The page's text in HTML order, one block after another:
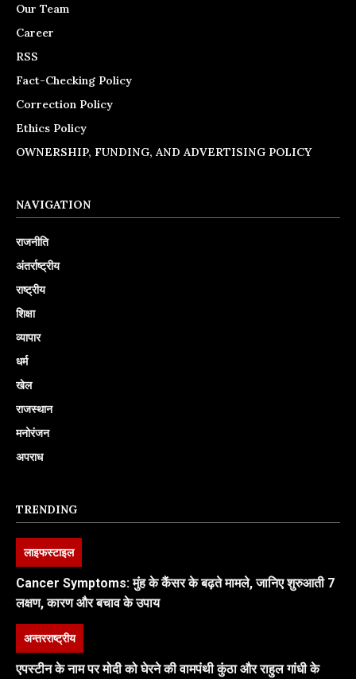
Our Team
Career
RSS
Fact-Checking Policy
Correction Policy
Ethics Policy
OWNERSHIP, FUNDING, AND ADVERTISING POLICY
NAVIGATION
राजनीति
अंतर्राष्ट्रीय
राष्ट्रीय
शिक्षा
व्यापार
धर्म
खेल
राजस्थान
मनोरंजन
अपराध
TRENDING
लाइफस्टाइल
Cancer Symptoms: मुंह के कैंसर के बढ़ते मामले, जानिए शुरुआती 7
लक्षण, कारण और बचाव के उपाय
अन्तरराष्ट्रीय
एपस्टीन के नाम पर मोदी को घेरने की वामपंथी कुंठा और राहुल गांधी के